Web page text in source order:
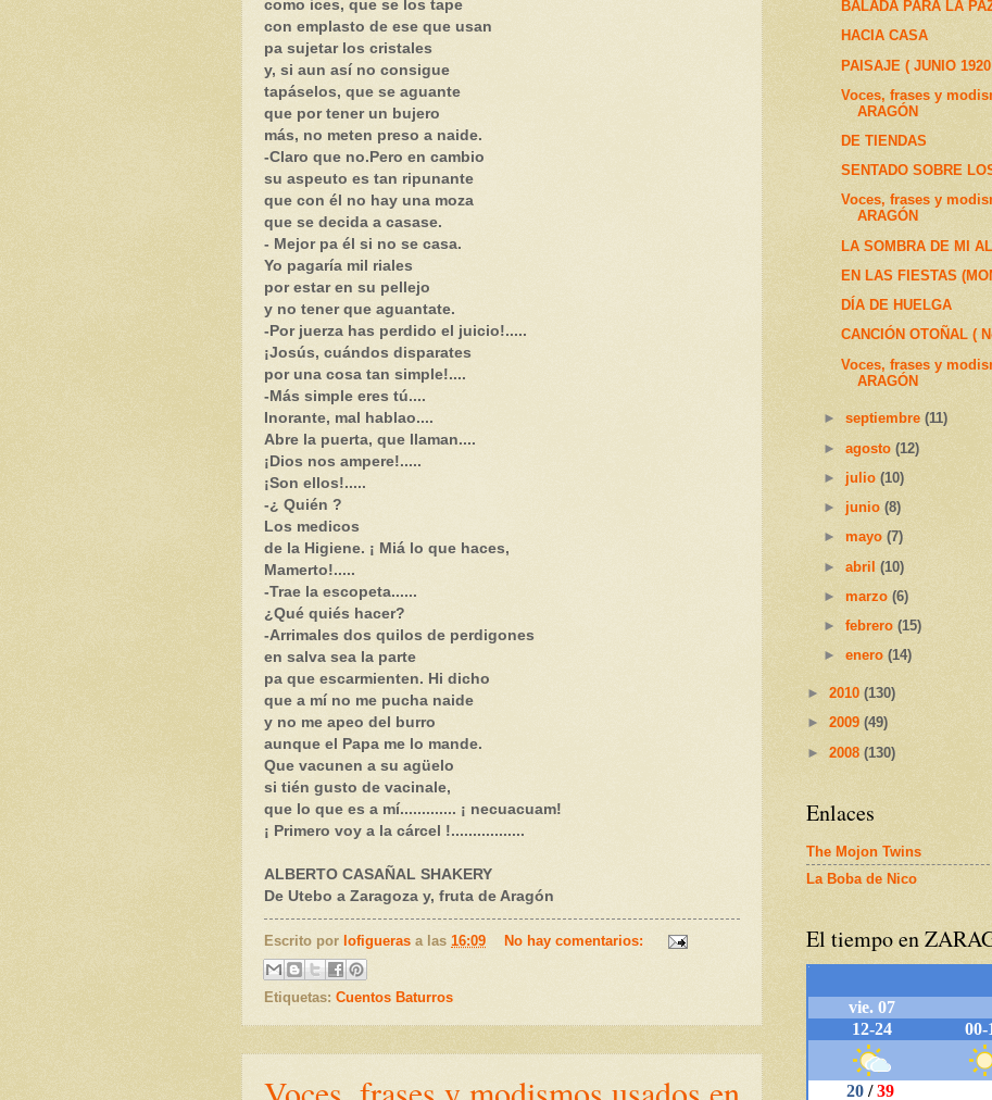
como ices, que se los tape
con emplasto de ese que usan
pa sujetar los cristales
y, si aun así no consigue
tapáselos, que se aguante
que por tener un bujero
más, no meten preso a naide.
-Claro que no.Pero en cambio
su aspeuto es tan ripunante
que con él no hay una moza
que se decida a casase.
- Mejor pa él si no se casa.
Yo pagaría mil riales
por estar en su pellejo
y no tener que aguantate.
-Por juerza has perdido el juicio!.....
¡Josús, cuándos disparates
por una cosa tan simple!....
-Más simple eres tú....
Inorante, mal hablao....
Abre la puerta, que llaman....
¡Dios nos ampere!.....
¡Son ellos!.....
-¿ Quién ?
Los medicos
de la Higiene. ¡ Miá lo que haces,
Mamerto!.....
-Trae la escopeta......
¿Qué quiés hacer?
-Arrimales dos quilos de perdigones
en salva sea la parte
pa que escarmienten. Hi dicho
que a mí no me pucha naide
y no me apeo del burro
aunque el Papa me lo mande.
Que vacunen a su agüelo
si tién gusto de vacinale,
que lo que es a mí............. ¡ necuacuam!
¡ Primero voy a la cárcel !.................
ALBERTO CASAÑAL SHAKERY
De Utebo a Zaragoza y, fruta de Aragón
Escrito por lofigueras a las 16:09 No hay comentarios:
Etiquetas: Cuentos Baturros
BALADA PARA LA
HACIA CASA
PAISAJE ( JUNIO
Voces, frases y
ARAGÓN
DE TIENDAS
SENTADO SOBRE
Voces, frases y
ARAGÓN
LA SOMBRA DE MI
EN LAS FIESTAS
DÍA DE HUELGA
CANCIÓN OTOÑAL (
Voces, frases y
ARAGÓN
►septiembre(11)
►agosto(12)
►julio(10)
►junio(8)
►mayo(7)
►abril(10)
►marzo(6)
►febrero(15)
►enero(14)
► 2010 (130)
► 2009 (49)
► 2008 (130)
Enlaces
The Mojon Twins
La Boba de Nico
El tiempo en